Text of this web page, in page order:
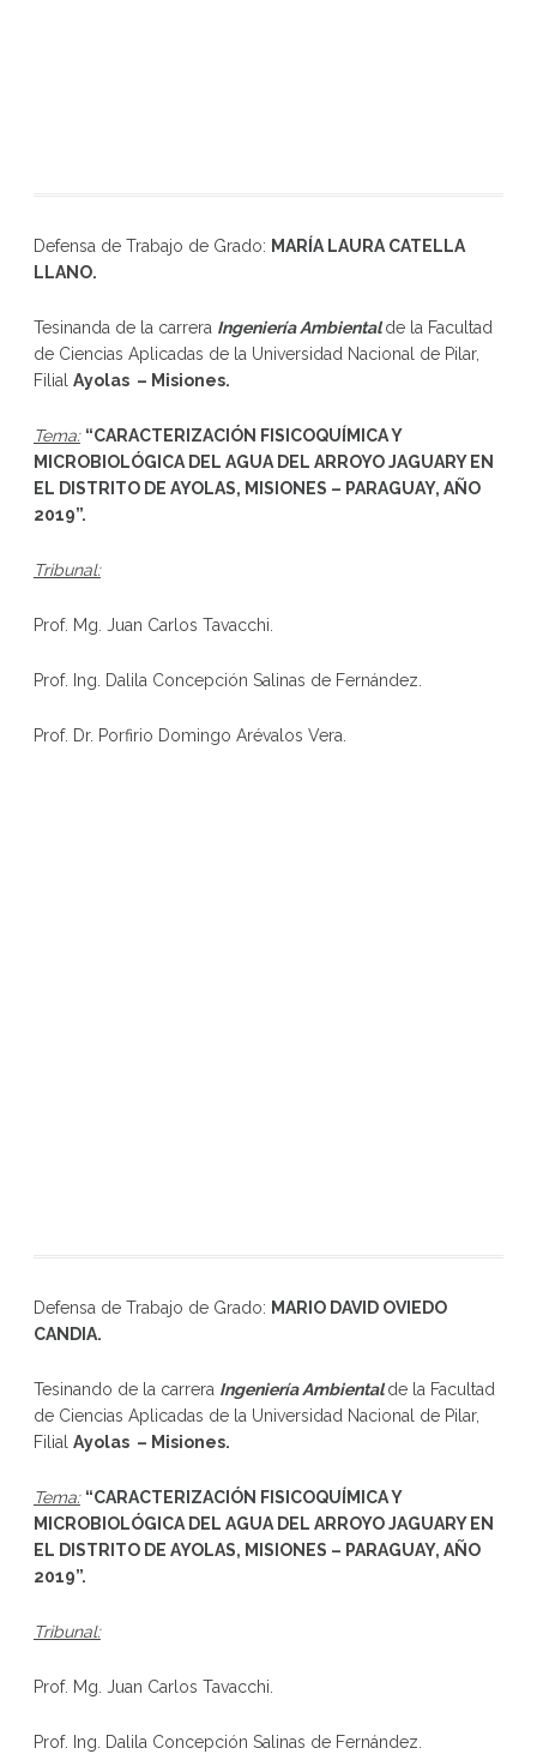
Defensa de Trabajo de Grado: MARÍA LAURA CATELLA
LLANO.
Tesinanda de la carrera Ingeniería Ambientalde la Facultad
de Ciencias Aplicadas de la Universidad Nacional de Pilar,
Filial Ayolas – Misiones.
Tema: “CARACTERIZACIÓN FISICOQUÍMICA Y
MICROBIOLÓGICA DEL AGUA DEL ARROYO JAGUARY EN
EL DISTRITO DE AYOLAS, MISIONES – PARAGUAY, AÑO
2019”.
Tribunal:
Prof. Mg. Juan Carlos Tavacchi.
Prof. Ing. Dalila Concepción Salinas de Fernández.
Prof. Dr. Porfirio Domingo Arévalos Vera.
Defensa de Trabajo de Grado: MARIO DAVID OVIEDO
CANDIA.
Tesinando de la carrera Ingeniería Ambientalde la Facultad
de Ciencias Aplicadas de la Universidad Nacional de Pilar,
Filial Ayolas – Misiones.
Tema: “CARACTERIZACIÓN FISICOQUÍMICA Y
MICROBIOLÓGICA DEL AGUA DEL ARROYO JAGUARY EN
EL DISTRITO DE AYOLAS, MISIONES – PARAGUAY, AÑO
2019”.
Tribunal:
Prof. Mg. Juan Carlos Tavacchi.
Prof. Ing. Dalila Concepción Salinas de Fernández.